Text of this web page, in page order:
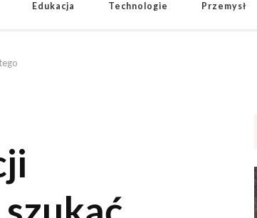
Edukacja Technologie Przemysł